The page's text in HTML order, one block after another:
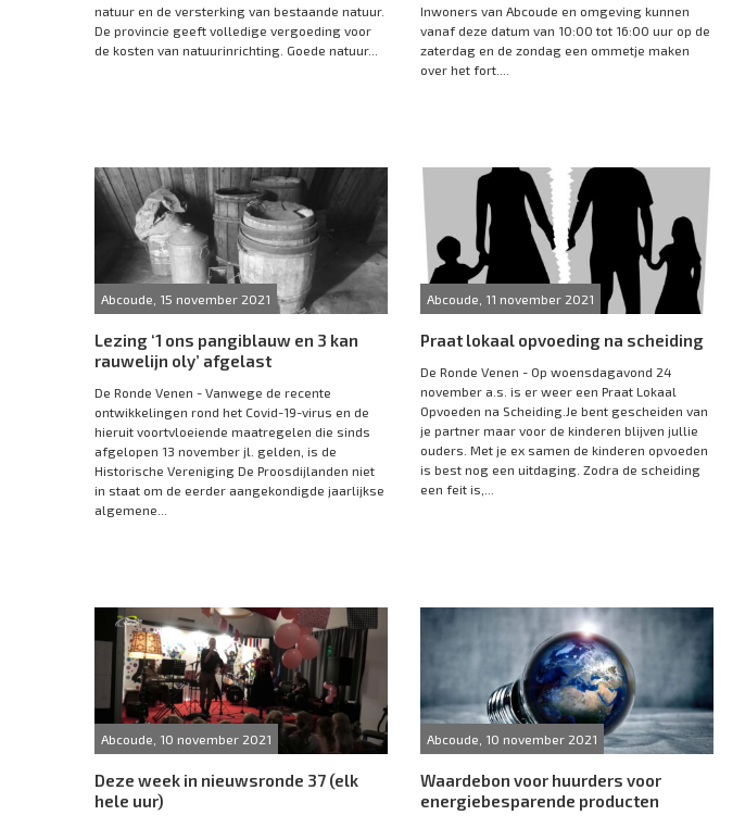
natuur en de versterking van bestaande natuur.
De provincie geeft volledige vergoeding voor
de kosten van natuurinrichting. Goede natuur...
Inwoners van Abcoude en omgeving kunnen
vanaf deze datum van 10:00 tot 16:00 uur op de
zaterdag en de zondag een ommetje maken
over het fort....
Abcoude, 15 november 2021
Lezing ‘1 ons pangiblauw en 3 kan
rauwelijn oly’ afgelast
De Ronde Venen - Vanwege de recente
ontwikkelingen rond het Covid-19-virus en de
hieruit voortvloeiende maatregelen die sinds
afgelopen 13 november jl. gelden, is de
Historische Vereniging De Proosdijlanden niet
in staat om de eerder aangekondigde jaarlijkse
algemene...
Abcoude, 11 november 2021
Praat lokaal opvoeding na scheiding
De Ronde Venen - Op woensdagavond 24
november a.s. is er weer een Praat Lokaal
Opvoeden na Scheiding.Je bent gescheiden van
je partner maar voor de kinderen blijven jullie
ouders. Met je ex samen de kinderen opvoeden
is best nog een uitdaging. Zodra de scheiding
een feit is,...
Abcoude, 10 november 2021
Deze week in nieuwsronde 37 (elk
hele uur)
Abcoude, 10 november 2021
Waardebon voor huurders voor
energiebesparende producten